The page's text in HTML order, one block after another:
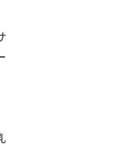
栗真町屋町1577